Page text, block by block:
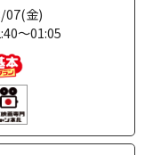
07(金)
～01:05